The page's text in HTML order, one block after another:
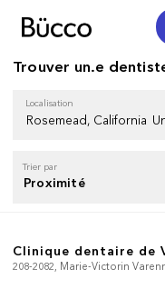
Trouver un.e
Localisation
Trier par
Clinique dentaire de
208-2082, Marie-Victorin